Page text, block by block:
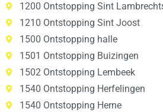
1200 Ontstopping Sint
1210 Ontstopping Sint Joost
1500 Ontstopping halle
1501 Ontstopping Buizingen
1502 Ontstopping Lembeek
1540 Ontstopping Herfelingen
1540 Ontstopping Herne